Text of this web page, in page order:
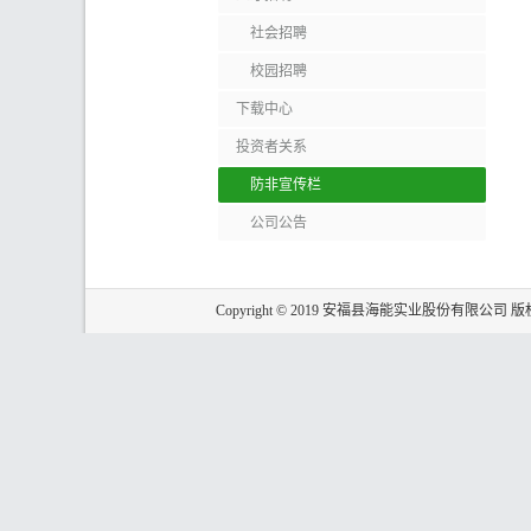
社会招聘
校园招聘
下载中心
投资者关系
防非宣传栏
公司公告
Copyright © 2019 安福县海能实业股份有限公司 版